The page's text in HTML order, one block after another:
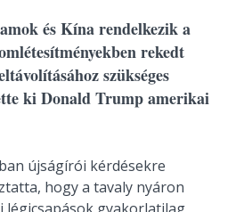
és Kína rendelkezik a
rekedt
szükséges
ki Donald Trump amerikai
újságírói kérdésekre
hogy a tavaly nyáron